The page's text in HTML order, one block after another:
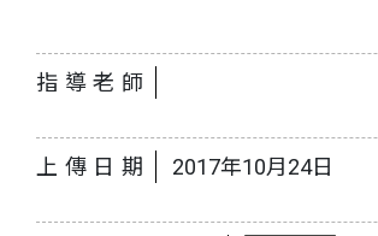
指導老師
上傳日期 2017年10月24日